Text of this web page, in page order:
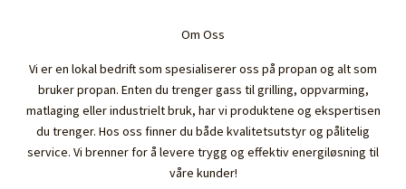
Om Oss
Vi er en lokal bedrift som spesialiserer oss på propan og alt som
bruker propan. Enten du trenger gass til grilling, oppvarming,
matlaging eller industrielt bruk, har vi produktene og ekspertisen
du trenger. Hos oss finner du både kvalitetsutstyr og pålitelig
service. Vi brenner for å levere trygg og effektiv energiløsning til
våre kunder!